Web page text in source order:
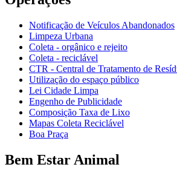
Notificação de Veículos Abandonados
Limpeza Urbana
Coleta - orgânico e rejeito
Coleta - reciclável
CTR - Central de Tratamento de
Utilização do espaço público
Lei Cidade Limpa
Engenho de Publicidade
Composição Taxa de Lixo
Mapas Coleta Reciclável
Boa Praça
Bem Estar Animal